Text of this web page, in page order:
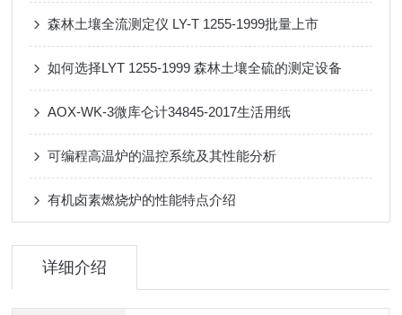
森林土壤全流测定仪 LY-T 1255-1999批量上市
如何选择LYT 1255-1999 森林土壤全硫的测定设备
AOX-WK-3微库仑计34845-2017生活用纸
可编程高温炉的温控系统及其性能分析
有机卤素燃烧炉的性能特点介绍
详细介绍